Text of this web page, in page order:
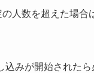
人数を超えた場合
込みが開始された